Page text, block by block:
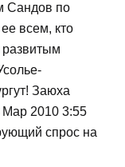
Сандов по
всем, кто
развитым
Заюха
Мар 2010 3:55
спрос на